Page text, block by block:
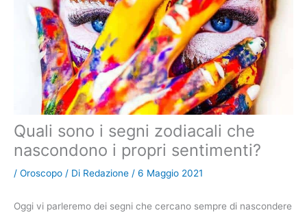
Quali sono i segni zodiacali che
nascondono i propri sentimenti?
/ Oroscopo / Di Redazione / 6 Maggio 2021
Oggi vi parleremo dei segni che cercano sempre di nascondere